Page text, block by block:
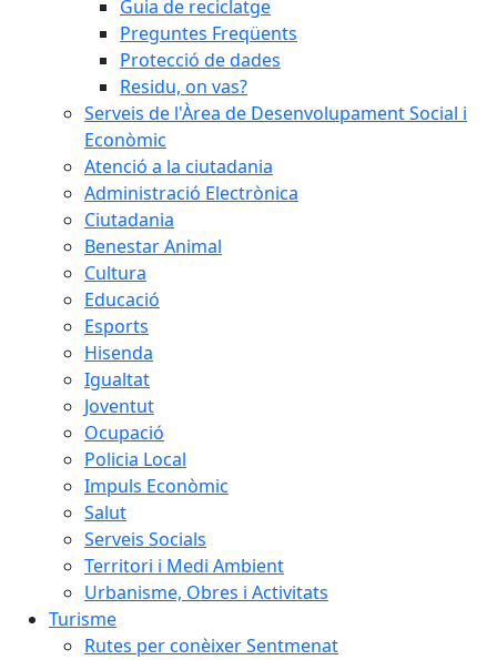
Guia de reciclatge
Preguntes Freqüents
Protecció de dades
Residu, on vas?
Serveis de l'Àrea de Desenvolupament Social i
Econòmic
Atenció a la ciutadania
Administració Electrònica
Ciutadania
Benestar Animal
Cultura
Educació
Esports
Hisenda
Igualtat
Joventut
Ocupació
Policia Local
Impuls Econòmic
Salut
Serveis Socials
Territori i Medi Ambient
Urbanisme, Obres i Activitats
Turisme
Rutes per conèixer Sentmenat